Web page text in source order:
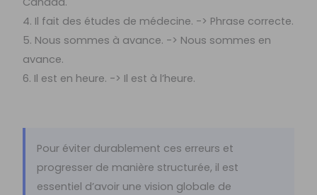
4. Il fait des études de médecine. -> Phrase correcte.
5. Nous sommes à avance. -> Nous sommes en
avance.
6. Il est en heure. -> Il est à l’heure.
Pour éviter durablement ces erreurs et
progresser de manière structurée, il est
essentiel d’avoir une vision globale de